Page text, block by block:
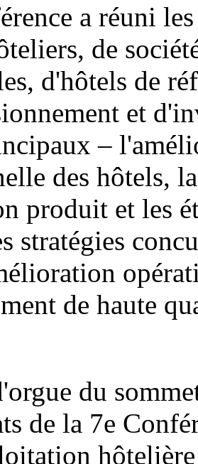
a réuni
de
d'hôtels de
et
–
des hôtels,
produit et les
stratégies
de haute
du
de la 7e